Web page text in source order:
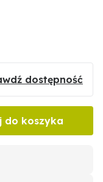
dostępność
do koszyka